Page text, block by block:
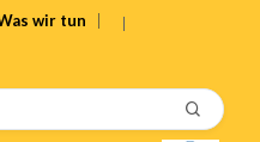
wir tun